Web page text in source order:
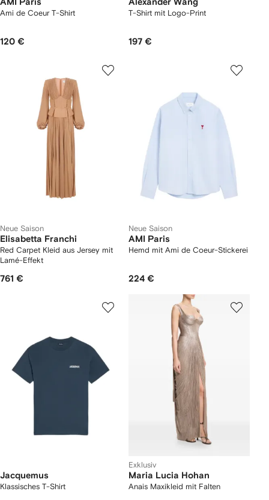
AMI Paris
Ami de Coeur T-Shirt
120 €
Alexander Wang
T-Shirt mit Logo-Print
197 €
Neue Saison
Elisabetta Franchi
Red Carpet Kleid aus Jersey mit
Lamé-Effekt
761 €
Neue Saison
AMI Paris
Hemd mit Ami de Coeur-Stickerei
224 €
Jacquemus
Klassisches T-Shirt
Exklusiv
Maria Lucia Hohan
Anais Maxikleid mit Falten